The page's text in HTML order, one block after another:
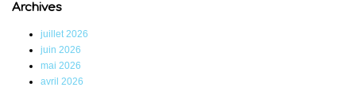
Archives
juillet 2026
juin 2026
mai 2026
avril 2026